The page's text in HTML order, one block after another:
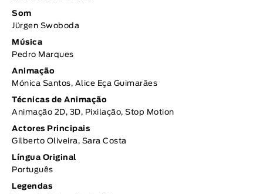
Som
Jürgen Swoboda
Música
Pedro Marques
Animação
Mónica Santos, Alice Eça Guimarães
Técnicas de Animação
Animação 2D, 3D, Pixilação, Stop Motion
Actores Principais
Gilberto Oliveira, Sara Costa
Língua Original
Português
Legendas